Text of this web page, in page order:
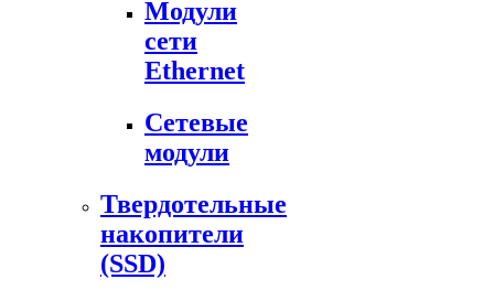
Модули
сети
Ethernet
Сетевые
модули
Твердотельные
накопители
(SSD)